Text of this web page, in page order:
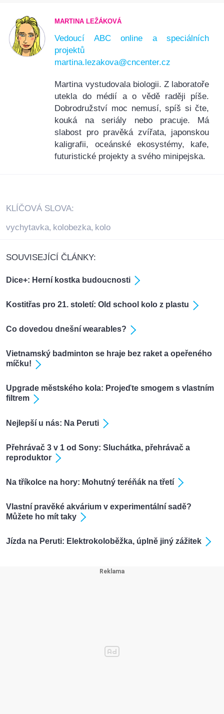
MARTINA LEŽÁKOVÁ
Vedoucí ABC online a speciálních
projektů
martina.lezakova@cncenter.cz
Martina vystudovala biologii. Z laboratoře
utekla do médií a o vědě raději píše.
Dobrodružství moc nemusí, spíš si čte,
kouká na seriály nebo pracuje. Má
slabost pro pravěká zvířata, japonskou
kaligrafii, oceánské ekosystémy, kafe,
futuristické projekty a svého minipejska.
KLÍČOVÁ SLOVA:
vychytavka, kolobezka, kolo
SOUVISEJÍCÍ ČLÁNKY:
Dice+: Herní kostka budoucnosti
Kostitřas pro 21. století: Old school kolo z plastu
Co dovedou dnešní wearables?
Vietnamský badminton se hraje bez raket a opeřeného
míčku!
Upgrade městského kola: Projeďte smogem s vlastním
filtrem
Nejlepší u nás: Na Peruti
Přehrávač 3 v 1 od Sony: Sluchátka, přehrávač a
reproduktor
Na tříkolce na hory: Mohutný teréňák na třetí
Vlastní pravěké akvárium v experimentální sadě?
Můžete ho mít taky
Jízda na Peruti: Elektrokoloběžka, úplně jiný zážitek